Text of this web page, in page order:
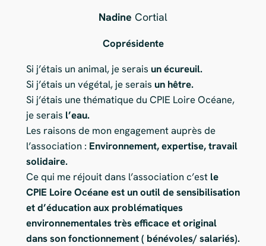
Nadine Cortial
Coprésidente
Si j’étais un animal, je serais un écureuil.
Si j’étais un végétal, je serais un hêtre.
Si j’étais une thématique du CPIE Loire Océane,
je serais l’eau.
Les raisons de mon engagement auprès de
l’association : Environnement, expertise, travail
solidaire.
Ce qui me réjouit dans l’association c’estle
CPIE Loire Océane est un outil de sensibilisation
et d’éducation aux problématiques
environnementales très efficace et original
dans son fonctionnement ( bénévoles/ salariés).